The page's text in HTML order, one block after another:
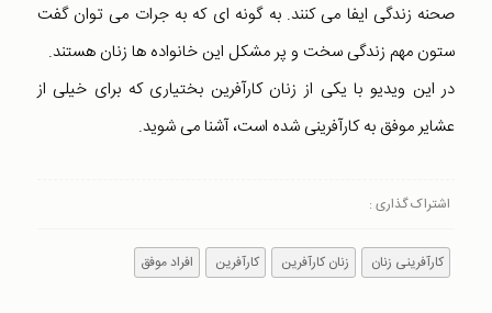
صحنه زندگی ایفا می کنند. به گونه ای که به جرات می توان گفت
ستون مهم زندگی سخت و پر مشکل این خانواده ها زنان هستند.
در این ویدیو با یکی از زنان کارآفرین بختیاری که برای خیلی از
عشایر موفق به کارآفرینی شده است، آشنا می شوید.
اشتراک گذاری :
کارآفرینی زنان زنان کارآفرین کارآفرین افراد موفق